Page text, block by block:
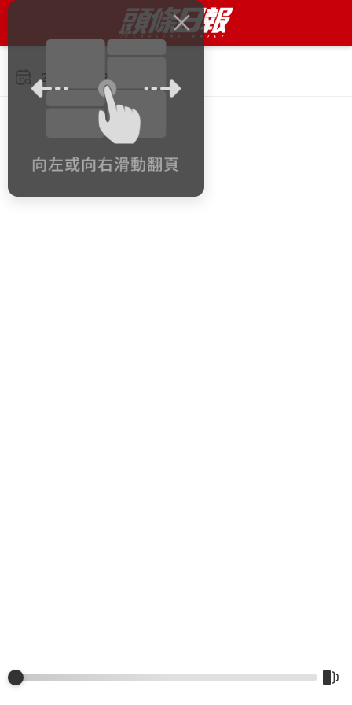
2025年7月28日